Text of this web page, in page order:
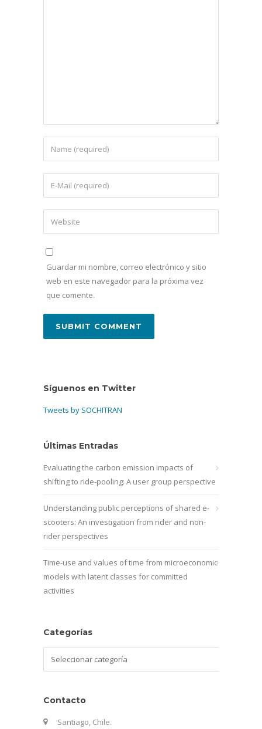
Guardar mi nombre, correo electrónico y sitio
web en este navegador para la próxima vez
que comente.
Síguenos en Twitter
Tweets by SOCHITRAN
Últimas Entradas
Evaluating the carbon emission impacts of
shifting to ride-pooling: A user group perspective
Understanding public perceptions of shared e-
scooters: An investigation from rider and non-
rider perspectives
Time-use and values of time from microeconomic
models with latent classes for committed
activities
Categorías
Contacto
Santiago, Chile.